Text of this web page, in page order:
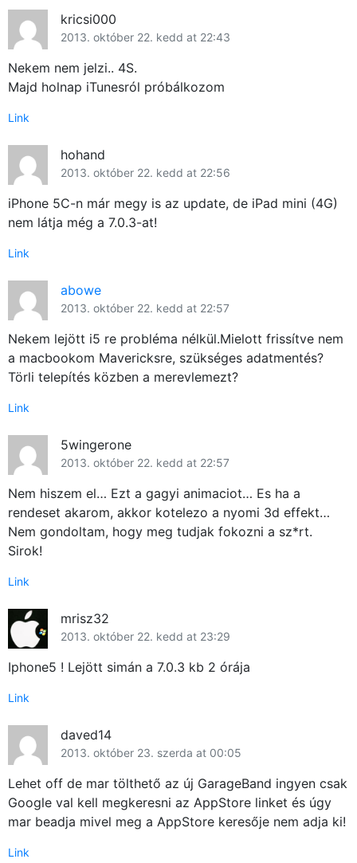
kricsi000
2013. október 22. kedd at 22:43
Nekem nem jelzi.. 4S.
Majd holnap iTunesról próbálkozom
Link
hohand
2013. október 22. kedd at 22:56
iPhone 5C-n már megy is az update, de iPad mini (4G)
nem látja még a 7.0.3-at!
Link
abowe
2013. október 22. kedd at 22:57
Nekem lejött i5 re probléma nélkül.Mielott frissítve nem
a macbookom Mavericksre, szükséges adatmentés?
Törli telepítés közben a merevlemezt?
Link
5wingerone
2013. október 22. kedd at 22:57
Nem hiszem el… Ezt a gagyi animaciot… Es ha a
rendeset akarom, akkor kotelezo a nyomi 3d effekt…
Nem gondoltam, hogy meg tudjak fokozni a sz*rt.
Sirok!
Link
mrisz32
2013. október 22. kedd at 23:29
Iphone5 ! Lejött simán a 7.0.3 kb 2 órája
Link
daved14
2013. október 23. szerda at 00:05
Lehet off de mar tölthető az új GarageBand ingyen csak
Google val kell megkeresni az AppStore linket és úgy
mar beadja mivel meg a AppStore keresője nem adja ki!
Link
Közösség